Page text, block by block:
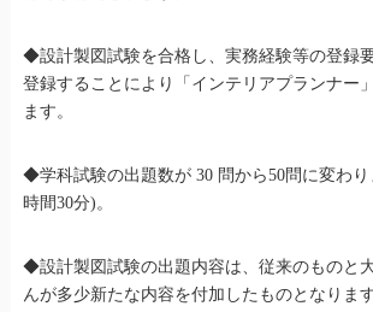
◆設計製図試験を合格し、実務経験等の登録
登録することにより「インテリアプランナー
ます。
◆学科試験の出題数が 30 問から50問に変わ
時間30分)。
◆設計製図試験の出題内容は、従来のものと
んが多少新たな内容を付加したものとなりま